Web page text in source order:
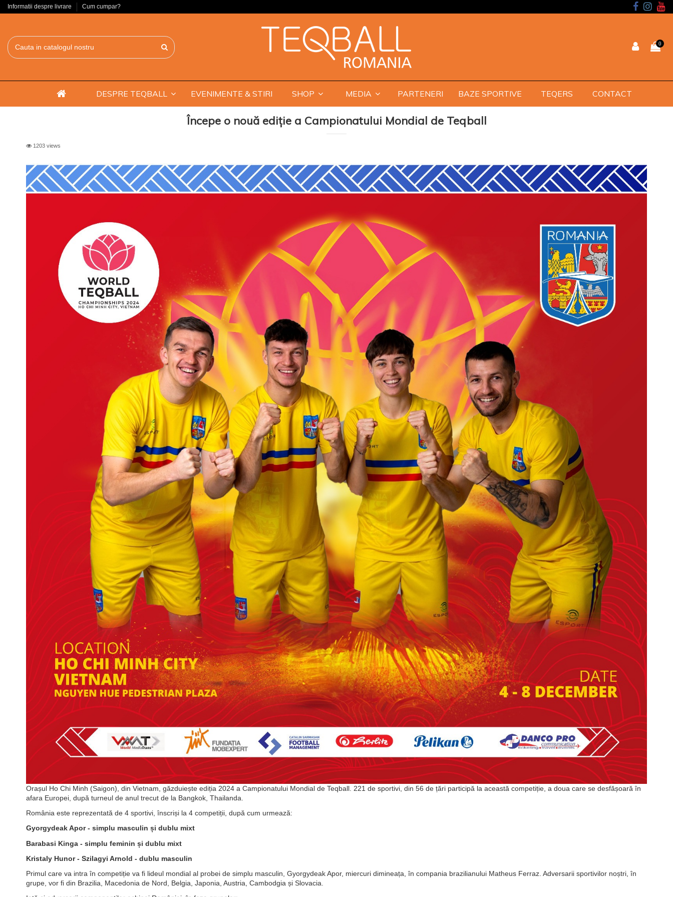
Informatii despre livrare Cum cumpar?
0
DESPRE TEQBALL EVENIMENTE & STIRI SHOP MEDIA PARTENERI BAZE SPORTIVE TEQERS CONTACT
Începe o nouă ediție a Campionatului Mondial de Teqball
1203 views
Orașul Ho Chi Minh (Saigon), din Vietnam, găzduiește ediția 2024 a Campionatului Mondial de Teqball. 221 de sportivi, din 56 de țări participă la această competiție, a doua care se desfășoară în
afara Europei, după turneul de anul trecut de la Bangkok, Thailanda.
România este reprezentată de 4 sportivi, înscriși la 4 competiții, după cum urmează:
Gyorgydeak Apor - simplu masculin și dublu mixt
Barabasi Kinga - simplu feminin și dublu mixt
Kristaly Hunor - Szilagyi Arnold - dublu masculin
Primul care va intra în competiție va fi lideul mondial al probei de simplu masculin, Gyorgydeak Apor, miercuri dimineața, în compania brazilianului Matheus Ferraz. Adversarii sportivilor noștri, în
grupe, vor fi din Brazilia, Macedonia de Nord, Belgia, Japonia, Austria, Cambodgia și Slovacia.